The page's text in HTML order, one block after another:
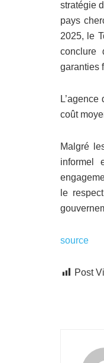
stratégie
pays
2025, le
conclure
garanties
coût
Malgré
informel
le
source
Post